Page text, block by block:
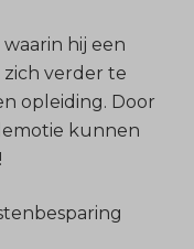
hij een
verder te
opleiding. Door
kunnen